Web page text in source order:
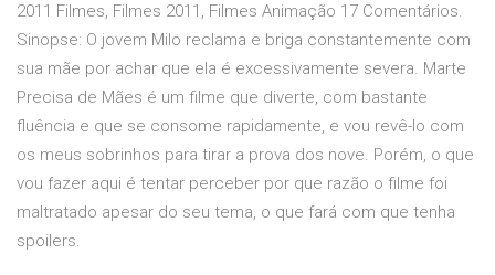
2011 Filmes, Filmes 2011, Filmes Animação 17 Comentários.
Sinopse: O jovem Milo reclama e briga constantemente com
sua mãe por achar que ela é excessivamente severa. Marte
Precisa de Mães é um filme que diverte, com bastante
fluência e que se consome rapidamente, e vou revê-lo com
os meus sobrinhos para tirar a prova dos nove. Porém, o que
vou fazer aqui é tentar perceber por que razão o filme foi
maltratado apesar do seu tema, o que fará com que tenha
spoilers.